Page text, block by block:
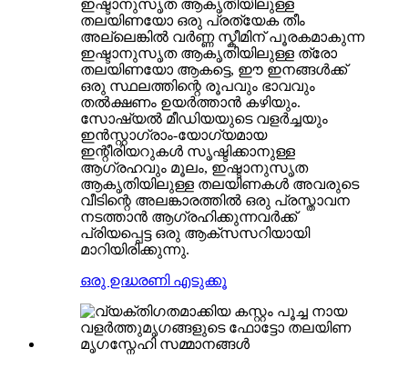
ഇഷ്ടാനുസൃത ആകൃതിയിലുള്ള
തലയിണയോ ഒരു പ്രത്യേക തീം
അല്ലെങ്കിൽ വർണ്ണ സ്കീമിന് പൂരകമാകുന്ന
ഇഷ്ടാനുസൃത ആകൃതിയിലുള്ള ത്രോ
തലയിണയോ ആകട്ടെ, ഈ ഇനങ്ങൾക്ക്
ഒരു സ്ഥലത്തിന്റെ രൂപവും ഭാവവും
തൽക്ഷണം ഉയർത്താൻ കഴിയും.
സോഷ്യൽ മീഡിയയുടെ വളർച്ചയും
ഇൻസ്റ്റാഗ്രാം-യോഗ്യമായ
ഇന്റീരിയറുകൾ സൃഷ്ടിക്കാനുള്ള
ആഗ്രഹവും മൂലം, ഇഷ്ടാനുസൃത
ആകൃതിയിലുള്ള തലയിണകൾ അവരുടെ
വീടിന്റെ അലങ്കാരത്തിൽ ഒരു പ്രസ്താവന
നടത്താൻ ആഗ്രഹിക്കുന്നവർക്ക്
പ്രിയപ്പെട്ട ഒരു ആക്സസറിയായി
മാറിയിരിക്കുന്നു.
ഒരു ഉദ്ധരണി എടുക്കൂ